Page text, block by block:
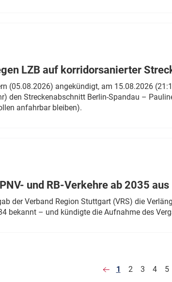
LZB auf korridorsanierter
(05.08.2026) angekündigt, am 15.08.2026
den Streckenabschnitt Berlin-Spandau –
anfahrbar bleiben).
und RB-Verkehre ab 2035 aus
der Verband Region Stuttgart (VRS) die
bekannt – und kündigte die Aufnahme des
1 2 3 4 5